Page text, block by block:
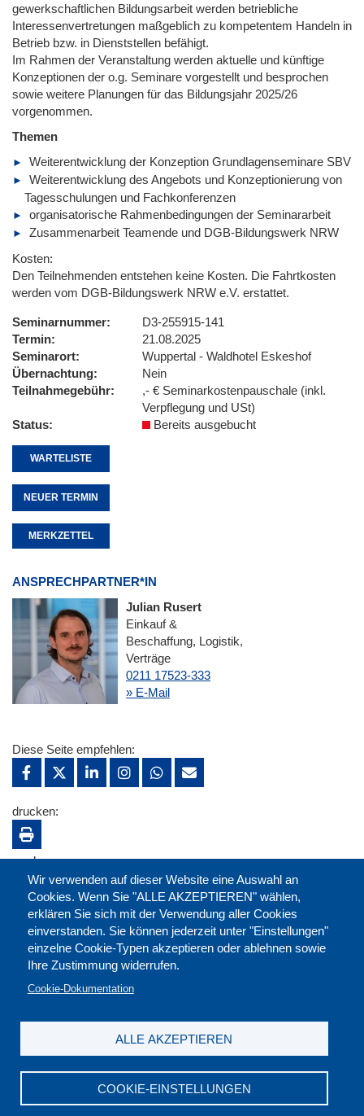
gewerkschaftlichen Bildungsarbeit werden betriebliche
Interessenvertretungen maßgeblich zu kompetentem Handeln in
Betrieb bzw. in Dienststellen befähigt.
Im Rahmen der Veranstaltung werden aktuelle und künftige
Konzeptionen der o.g. Seminare vorgestellt und besprochen
sowie weitere Planungen für das Bildungsjahr 2025/26
vorgenommen.
Themen
Weiterentwicklung der Konzeption Grundlagenseminare SBV
Weiterentwicklung des Angebots und Konzeptionierung von
Tagesschulungen und Fachkonferenzen
organisatorische Rahmenbedingungen der Seminararbeit
Zusammenarbeit Teamende und DGB-Bildungswerk NRW
Kosten:
Den Teilnehmenden entstehen keine Kosten. Die Fahrtkosten
werden vom DGB-Bildungswerk NRW e.V. erstattet.
Seminarnummer
D3-255915-141
Termin
21.08.2025
Seminarort
Wuppertal - Waldhotel Eskeshof
Übernachtung
Nein
Teilnahmegebühr
,- € Seminarkostenpauschale (inkl.
Verpflegung und USt)
Status
Bereits ausgebucht
WARTELISTE
NEUER TERMIN
MERKZETTEL
ANSPRECHPARTNER*IN
Julian Rusert
Einkauf &
Beschaffung, Logistik,
Verträge
0211 17523-333
» E-Mail
Wir verwenden auf dieser Website eine Auswahl an
Cookies. Wenn Sie "ALLE AKZEPTIEREN" wählen,
erklären Sie sich mit der Verwendung aller Cookies
einverstanden. Sie können jederzeit unter "Einstellungen"
einzelne Cookie-Typen akzeptieren oder ablehnen sowie
Ihre Zustimmung widerrufen.
Cookie-Dokumentation
COOKIE-EINSTELLUNGEN
ALLE AKZEPTIEREN
Diese Seite empfehlen:
drucken:
merken:
DGB-Bildungswerk NRW e.V. © 2026